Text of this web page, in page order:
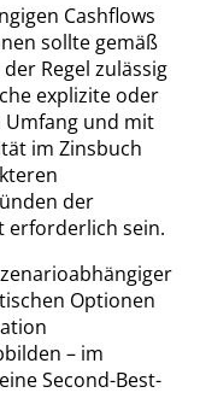
Cashflows
sollte gemäß
Regel zulässig
explizite oder
und mit
im Zinsbuch
der
erforderlich sein.
Optionen
– im
Second-Best-